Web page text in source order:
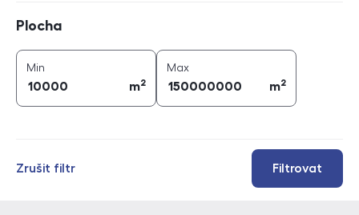
Plocha
Min
m2
Maxplocha (
m2
Filtrovat
Zrušit filtr